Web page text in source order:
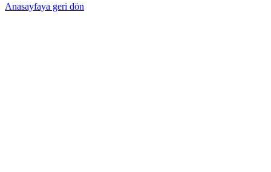
Anasayfaya geri dön